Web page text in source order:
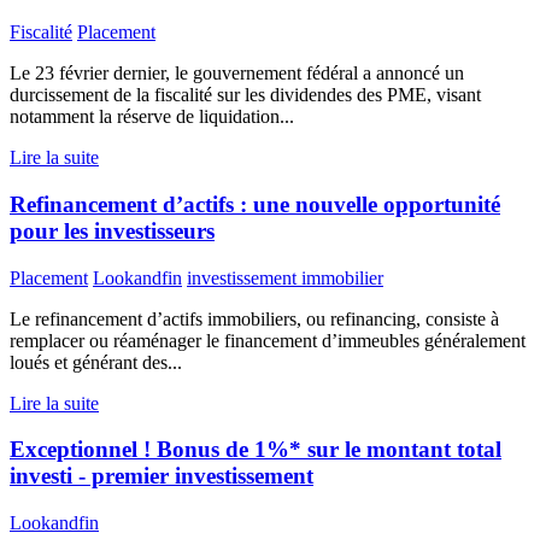
Fiscalité Placement
Le 23 février dernier, le gouvernement fédéral a annoncé un
durcissement de la fiscalité sur les dividendes des PME, visant
notamment la réserve de liquidation...
Lire la suite
Refinancement d’actifs : une nouvelle opportunité
pour les investisseurs
Placement Lookandfin investissement immobilier
Le refinancement d’actifs immobiliers, ou refinancing, consiste à
remplacer ou réaménager le financement d’immeubles généralement
loués et générant des...
Lire la suite
Exceptionnel ! Bonus de 1%* sur le montant total
investi - premier investissement
Lookandfin